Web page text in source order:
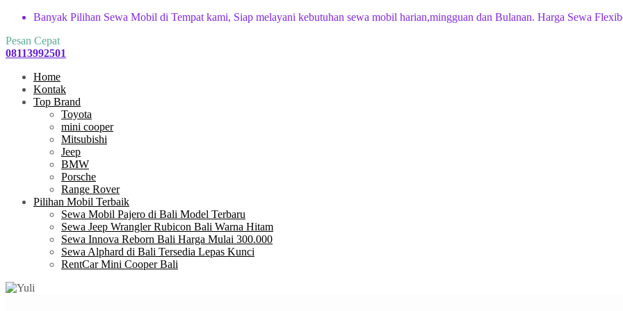
Banyak Pilihan Sewa Mobil di Tempat kami, Siap melayani kebutuhan sewa mobil harian,mingguan dan Bulanan. Harga Sewa
Pesan Cepat
08113992501
Home
Kontak
Top Brand
Toyota
mini cooper
Mitsubishi
Jeep
BMW
Porsche
Range Rover
Pilihan Mobil Terbaik
Sewa Mobil Pajero di Bali Model Terbaru
Sewa Jeep Wrangler Rubicon Bali Warna Hitam
Sewa Innova Reborn Bali Harga Mulai 300.000
Sewa Alphard di Bali Tersedia Lepas Kunci
RentCar Mini Cooper Bali